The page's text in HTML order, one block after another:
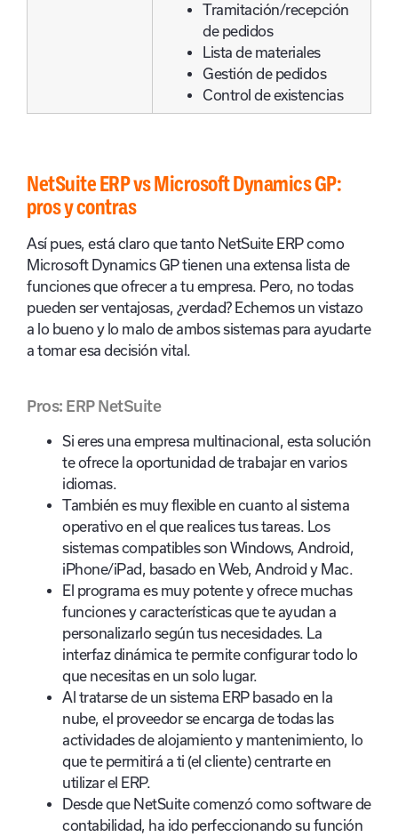
Tramitación/recepción
de pedidos
Lista de materiales
Gestión de pedidos
Control de existencias
NetSuite ERP vs Microsoft Dynamics GP:
pros y contras
Así pues, está claro que tanto NetSuite ERP como
Microsoft Dynamics GP tienen una extensa lista de
funciones que ofrecer a tu empresa. Pero, no todas
pueden ser ventajosas, ¿verdad? Echemos un vistazo
a lo bueno y lo malo de ambos sistemas para ayudarte
a tomar esa decisión vital.
Pros: ERP NetSuite
Si eres una empresa multinacional, esta solución
te ofrece la oportunidad de trabajar en varios
idiomas.
También es muy flexible en cuanto al sistema
operativo en el que realices tus tareas. Los
sistemas compatibles son Windows, Android,
iPhone/iPad, basado en Web, Android y Mac.
El programa es muy potente y ofrece muchas
funciones y características que te ayudan a
personalizarlo según tus necesidades. La
interfaz dinámica te permite configurar todo lo
que necesitas en un solo lugar.
Al tratarse de un sistema ERP basado en la
nube, el proveedor se encarga de todas las
actividades de alojamiento y mantenimiento, lo
que te permitirá a ti (el cliente) centrarte en
utilizar el ERP.
Desde que NetSuite comenzó como software de
contabilidad, ha ido perfeccionando su función